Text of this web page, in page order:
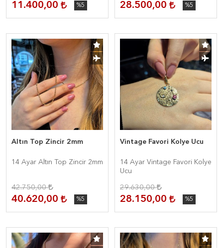
11.400,00 %5 28.500,00 %5
Altın Top Zincir 2mm
14 Ayar Altın Top Zincir 2mm
42.750,00
40.620,00 %5
Vintage Favori Kolye Ucu
14 Ayar Vintage Favori Kolye
Ucu
29.630,00
28.150,00 %5